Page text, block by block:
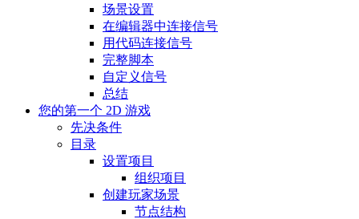
场景设置
在编辑器中连接信号
用代码连接信号
完整脚本
自定义信号
总结
您的第一个 2D 游戏
先决条件
目录
设置项目
组织项目
创建玩家场景
节点结构